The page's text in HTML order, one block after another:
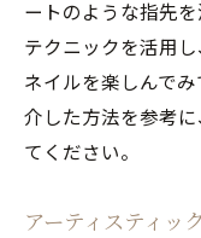
ートのような指先
テクニックを活用
ネイルを楽しんで
介した方法を参考
てください。
アーティスティッ